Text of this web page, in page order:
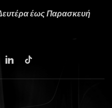
έως Παρασκευή